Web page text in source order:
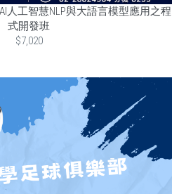
人工智慧NLP與大語言模型應用之程
式開發班
$7,020